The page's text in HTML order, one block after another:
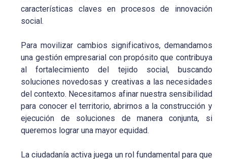
características claves en procesos de innovación
social.
Para movilizar cambios significativos, demandamos
una gestión empresarial con propósito que contribuya
al fortalecimiento del tejido social, buscando
soluciones novedosas y creativas a las necesidades
del contexto. Necesitamos afinar nuestra sensibilidad
para conocer el territorio, abrirnos a la construcción y
ejecución de soluciones de manera conjunta, si
queremos lograr una mayor equidad.
La ciudadanía activa juega un rol fundamental para que